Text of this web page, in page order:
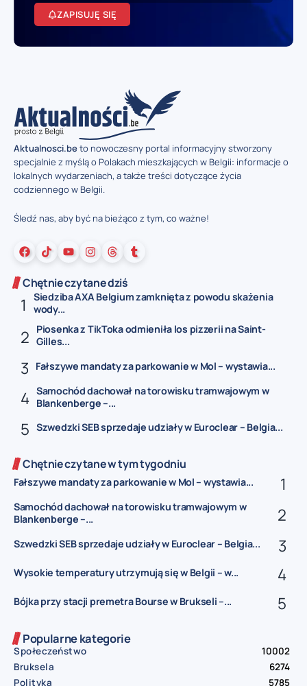
ZAPISUJĘ SIĘ
Aktualnosci.beto nowoczesny portal informacyjny stworzony
specjalnie z myślą o Polakach mieszkających w Belgii: informacje o
lokalnych wydarzeniach, a także treści dotyczące życia
codziennego w Belgii.
Śledź nas, aby być na bieżąco z tym, co ważne!
Chętnie czytane dziś
Siedziba AXA Belgium zamknięta z powodu skażenia
wody...
Piosenka z TikToka odmieniła los pizzerii na Saint-
Gilles...
Fałszywe mandaty za parkowanie w Mol – wystawia...
Samochód dachował na torowisku tramwajowym w
Blankenberge –...
Szwedzki SEB sprzedaje udziały w Euroclear – Belgia...
Chętnie czytane w tym tygodniu
Fałszywe mandaty za parkowanie w Mol – wystawia...
Samochód dachował na torowisku tramwajowym w
Blankenberge –...
Szwedzki SEB sprzedaje udziały w Euroclear – Belgia...
Wysokie temperatury utrzymują się w Belgii – w...
Bójka przy stacji premetra Bourse w Brukseli –...
Popularne kategorie
Społeczeństwo
10002
Bruksela
6274
Polityka
5785